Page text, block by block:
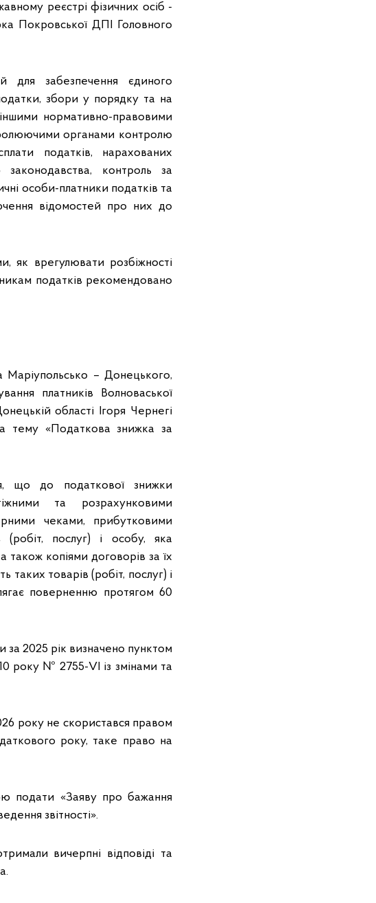
реєстрі фізичних осіб -
Покровської ДПІ Головного
для забезпечення єдиного
збори у порядку та на
нормативно-правовими
органами контролю
податків, нарахованих
контроль за
особи-платники податків та
відомостей про них до
як врегулювати розбіжності
податків рекомендовано
Маріупольсько – Донецького,
платників Волноваської
області Ігоря Чернегі
тему «Податкова знижка за
що до податкової знижки
та розрахунковими
чеками, прибутковими
послуг) і особу, яка
копіями договорів за їх
таких товарів (робіт, послуг) і
поверненню протягом 60
за 2025 рік визначено пунктом
року № 2755-VI із змінами та
року не скористався правом
року, таке право на
подати «Заяву про бажання
звітності».
вичерпні відповіді та